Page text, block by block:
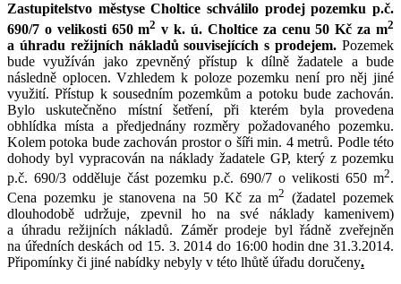
Zastupitelstvo městyse Choltice schválilo prodej pozemku p.č.
690/7 o velikosti 650 m2 v k. ú. Choltice za cenu 50 Kč za m2
a úhradu režijních nákladů souvisejících s prodejem. Pozemek
bude využíván jako zpevněný přístup k dílně žadatele a bude
následně oplocen. Vzhledem k poloze pozemku není pro něj jiné
využití. Přístup k sousedním pozemkům a potoku bude zachován.
Bylo uskutečněno místní šetření, při kterém byla provedena
obhlídka místa a předjednány rozměry požadovaného pozemku.
Kolem potoka bude zachován prostor o šíři min. 4 metrů. Podle této
dohody byl vypracován na náklady žadatele GP, který z pozemku
p.č. 690/3 odděluje část pozemku p.č. 690/7 o velikosti 650 m2.
Cena pozemku je stanovena na 50 Kč za m2 (žadatel pozemek
dlouhodobě udržuje, zpevnil ho na své náklady kamenivem)
a úhradu režijních nákladů. Záměr prodeje byl řádně zveřejněn
na úředních deskách od 15. 3. 2014 do 16:00 hodin dne 31.3.2014.
Připomínky či jiné nabídky nebyly v této lhůtě úřadu doručeny.